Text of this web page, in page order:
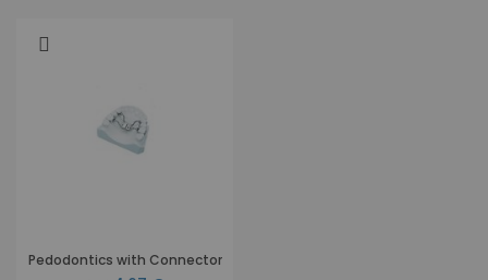
Pedodontics with Connector